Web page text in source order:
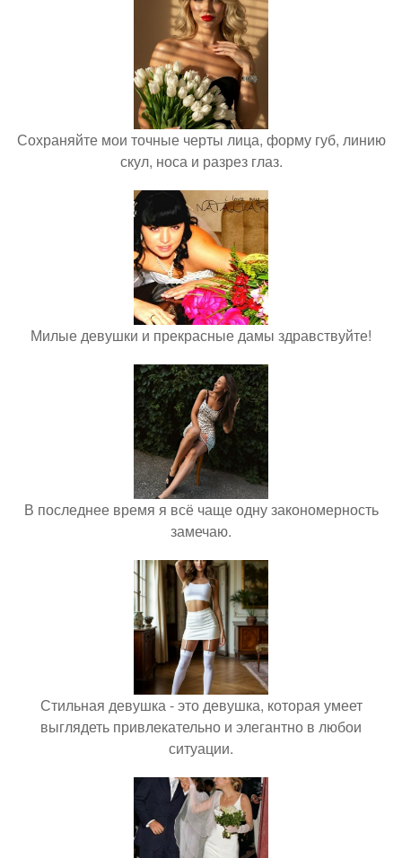
Сохраняйте мои точные черты лица, форму губ, линию
скул, носа и разрез глаз.
Милые девушки и прекрасные дамы здравствуйте!
В последнее время я всё чаще одну закономерность
замечаю.
Стильная девушка - это девушка, которая умеет
выглядеть привлекательно и элегантно в любои
ситуации.